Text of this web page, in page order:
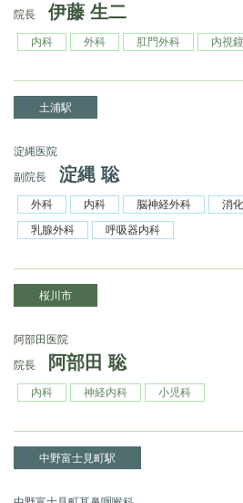
院長
伊藤 生二
内科 外科 肛門外科 内視
土浦駅
淀縄医院
副院長
淀縄 聡
外科 内科 脳神経外科 消
乳腺外科
呼吸器内科
桜川市
阿部田医院
院長
阿部田 聡
内科 神経内科 小児科
中野富士見町駅